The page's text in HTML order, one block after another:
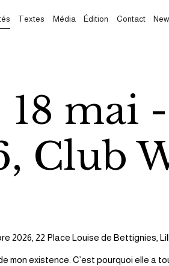
Textes Média Édition Contact
mai
Club
2026, 22 Place Louise de Bettignies,
mon existence. C’est pourquoi elle a